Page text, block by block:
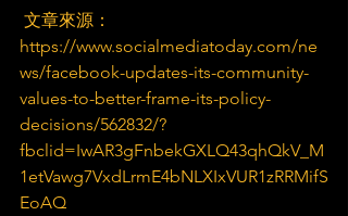
文章來源：
https://www.socialmediatoday.com/ne
ws/facebook-updates-its-community-
values-to-better-frame-its-policy-
decisions/562832/?
fbclid=IwAR3gFnbekGXLQ43qhQkV_M
1etVawg7VxdLrmE4bNLXIxVUR1zRRMifS
EoAQ